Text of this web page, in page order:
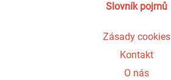
Slovník pojmů
Zásady cookies
Kontakt
O nás